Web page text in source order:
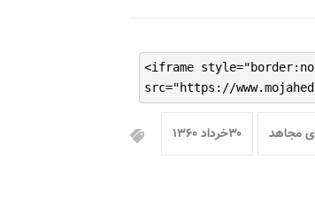
<iframe
src="https://
مجاهد ۳۰خرداد ۱۳۶۰